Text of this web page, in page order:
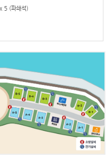
5 (파쇄석)